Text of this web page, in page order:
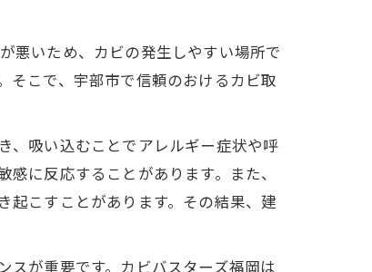
悪いため、カビの発生しやすい場所で
そこで、宇部市で信頼のおけるカビ取
、吸い込むことでアレルギー症状や呼
に反応することがあります。また、
起こすことがあります。その結果、建
スが重要です。カビバスターズ福岡は